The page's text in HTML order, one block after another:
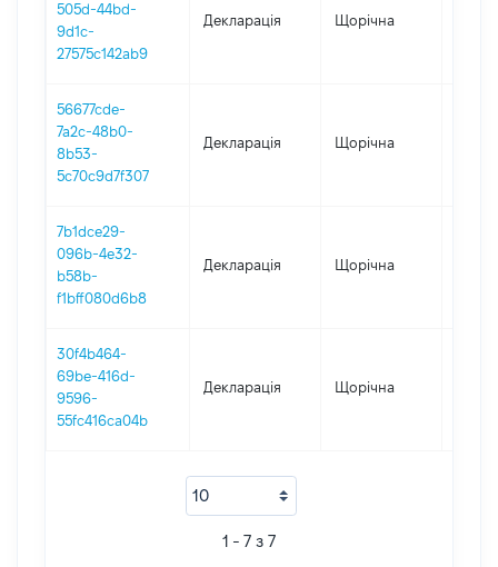
505d-44bd-
9d1c-
27575c142ab9
Декларація Щорічна
56677cde-
7a2c-48b0-
8b53-
5c70c9d7f307
Декларація Щорічна
7b1dce29-
096b-4e32-
b58b-
f1bff080d6b8
Декларація Щорічна
30f4b464-
69be-416d-
9596-
55fc416ca04b
Декларація Щорічна
1 - 7 з 7